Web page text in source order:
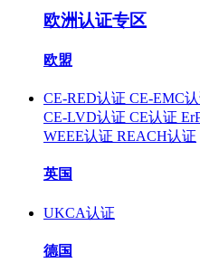
欧洲认证专区
欧盟
CE-RED认证 CE-EMC
CE-LVD认证 CE认证
WEEE认证 REACH认证
英国
UKCA认证
德国